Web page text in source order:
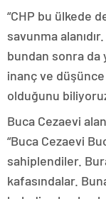
“CHP bu ülkede
savunma
bundan sonra da
inanç ve
olduğunu
Buca Cezaevi
“Buca Cezaevi
sahiplendiler.
kafasındalar.